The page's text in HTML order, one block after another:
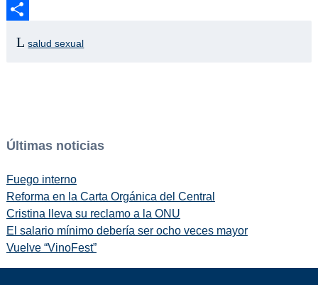
Email
salud sexual
Últimas noticias
Fuego interno
Reforma en la Carta Orgánica del Central
Cristina lleva su reclamo a la ONU
El salario mínimo debería ser ocho veces mayor
Vuelve “VinoFest”